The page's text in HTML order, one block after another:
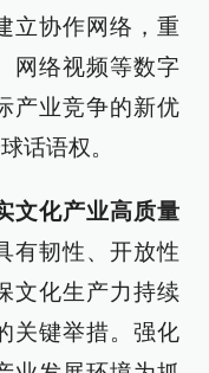
立协作网络，重
网络视频等数字
产业竞争的新优
话语权。
文化产业高质量
有韧性、开放性
文化生产力持续
关键举措。强化